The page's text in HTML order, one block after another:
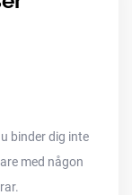
binder dig inte
med någon